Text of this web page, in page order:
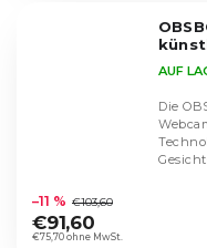
durchschnittliche
Produktbewertung
ist
AUF
€75,70 ohne MwSt.
–11 % €103,60
€91,60
Die